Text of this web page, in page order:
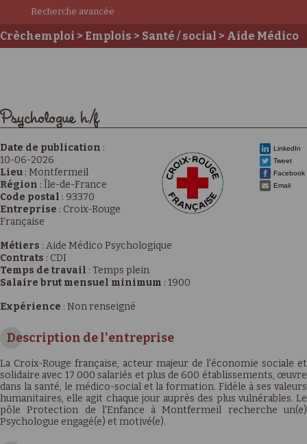
Recherche avancée
Crèchemploi > Emplois > Santé / social > Aide Médico
Psychologue h/f
LinkedIn
Tweet
Facebook
Email
Date de publication :
10-06-2026
Lieu : Montfermeil
Région : Île-de-France
Code postal : 93370
Entreprise : Croix-Rouge
Française
Métiers : Aide Médico Psychologique
Contrats : CDI
Temps de travail : Temps plein
Salaire brut mensuel minimum : 1900
Expérience : Non renseigné
Description de l'entreprise
La Croix-Rouge française, acteur majeur de l'économie sociale et
solidaire avec 17 000 salariés et plus de 600 établissements, œuvre
dans la santé, le médico-social et la formation. Fidèle à ses valeurs
humanitaires, elle agit chaque jour auprès des plus vulnérables. Le
pôle Protection de l'Enfance à Montfermeil recherche un(e)
Psychologue engagé(e) et motivé(e).